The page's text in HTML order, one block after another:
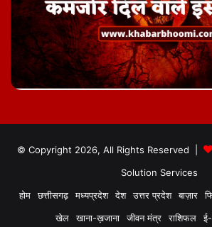
© Copyright 2026, All Rights Reserved |
Solution Services
होम
छत्तीसगढ़ मध्यप्रदेश देश उत्तर प्रदेश बाज़ार
खेल
खाना-ख़जाना जीवन मंत्र राशिफल